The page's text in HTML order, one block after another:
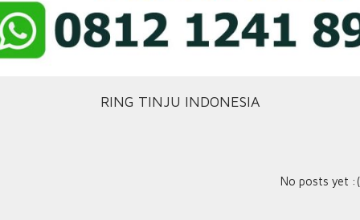
RING TINJU INDONESIA
No posts yet :(